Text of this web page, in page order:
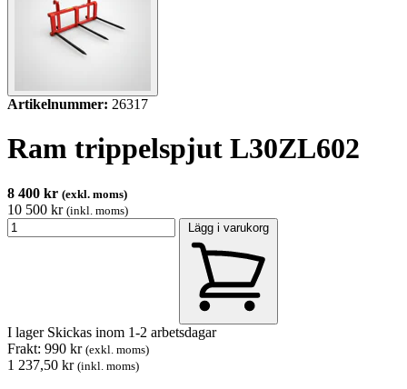
Artikelnummer: 26317
Ram trippelspjut L30ZL602
8 400 kr (exkl. moms)
10 500 kr (inkl. moms)
Lägg i varukorg
I lager Skickas inom 1-2 arbetsdagar
Frakt: 990 kr (exkl. moms)
1 237,50 kr (inkl. moms)